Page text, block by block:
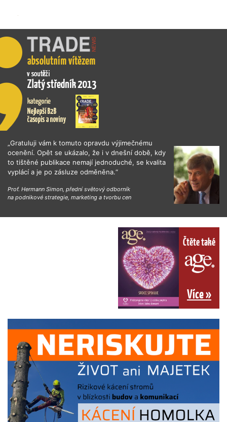
„Gratuluji vám k tomuto opravdu výjimečnému
ocenění. Opět se ukázalo, že i v dnešní době, kdy
to tištěné publikace nemají jednoduché, se kvalita
vyplácí a je po zásluze odměněna.“
Prof. Hermann Simon, přední světový odborník
na podnikové strategie, marketing a tvorbu cen
Čtěte také
Více »